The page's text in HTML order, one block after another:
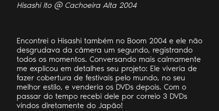
Hisashi Ito @ Cachoeira Alta 2004
Encontrei o Hisashi também no Boom 2004 e ele não
desgrudava da câmera um segundo, registrando
todos os momentos. Conversando mais calmamente
me explicou em detalhes seu projeto: Ele viveria de
fazer cobertura de festivais pelo mundo, no seu
melhor estilo, e venderia os DVDs depois. Com o
passar do tempo recebi dele por correio 3 DVDs
vindos diretamente do Japão!